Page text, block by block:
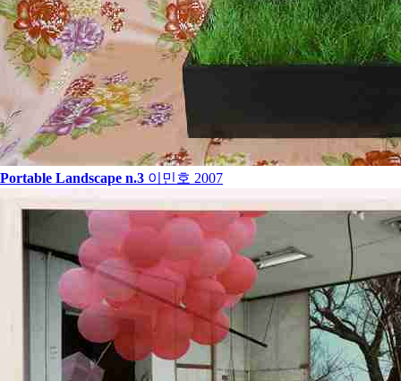
Portable Landscape n.3 이민호 2007